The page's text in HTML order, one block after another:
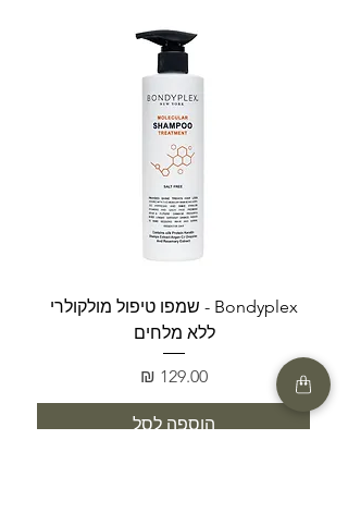
Bondyplex - שמפו טיפול מולקולרי
ללא מלחים
מחיר
הוספה לסל